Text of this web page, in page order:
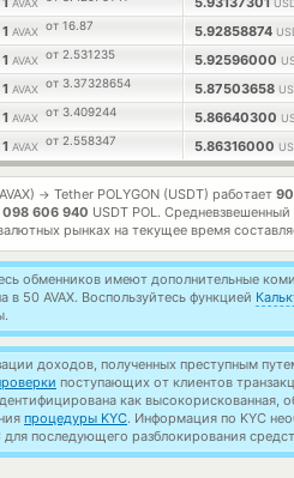
AVAX
1 AVAX от 16.87 5.92858874
1 AVAX от 2.531235 5.92596000
1 AVAX от 3.37328654 5.87503658
1 AVAX от 3.409244 5.86640300
1 AVAX от 2.558347 5.86316000
→ Tether POLYGON (USDT) работает 90
098 606 940 USDT POL. Средневзвешенный
рынках на текущее время
обменников имеют дополнительные
50 AVAX. Воспользуйтесь функцией
доходов, полученных преступным
поступающих от клиентов
как высокорискованная,
процедуры KYC. Информация по KYC
последующего разблокирования